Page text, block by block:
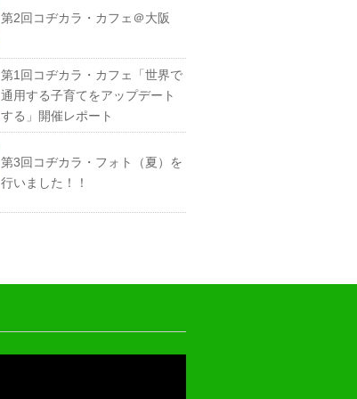
第2回コヂカラ・カフェ＠大阪
第1回コヂカラ・カフェ「世界で
通用する子育てをアップデート
する」開催レポート
第3回コヂカラ・フォト（夏）を
行いました！！